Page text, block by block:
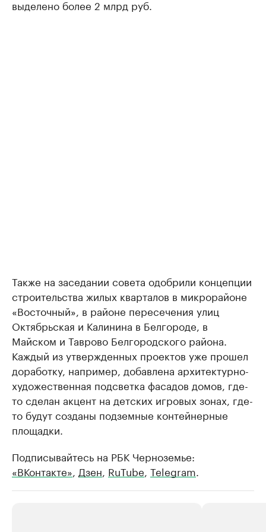
выделено более 2 млрд руб.
Также на заседании совета одобрили концепции
строительства жилых кварталов в микрорайоне
«Восточный», в районе пересечения улиц
Октябрьская и Калинина в Белгороде, в
Майском и Таврово Белгородского района.
Каждый из утвержденных проектов уже прошел
доработку, например, добавлена архитектурно-
художественная подсветка фасадов домов, где-
то сделан акцент на детских игровых зонах, где-
то будут созданы подземные контейнерные
площадки.
Подписывайтесь на РБК Черноземье:
«ВКонтакте», Дзен, RuTube, Telegram.